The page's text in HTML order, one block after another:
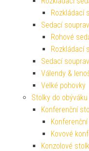
Rozkládací
Sedací
Rohové
Rozkládací
Sedací
Válendy &
Velké pohovky
Stolky do obýváku
Konferenční
Kovové
Konzolové